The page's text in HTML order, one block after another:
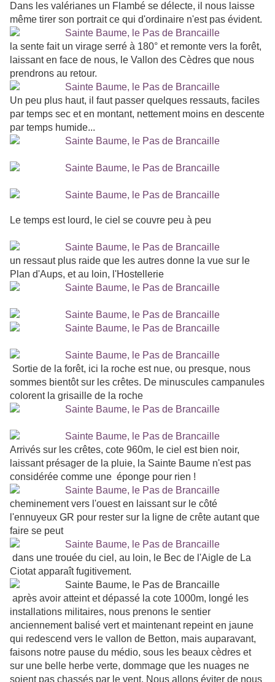
Dans les valérianes un Flambé se délecte, il nous laisse
même tirer son portrait ce qui d'ordinaire n'est pas évident.
la sente fait un virage serré à 180° et remonte vers la forêt,
laissant en face de nous, le Vallon des Cèdres que nous
prendrons au retour.
Un peu plus haut, il faut passer quelques ressauts, faciles
par temps sec et en montant, nettement moins en descente
par temps humide...
Le temps est lourd, le ciel se couvre peu à peu
un ressaut plus raide que les autres donne la vue sur le
Plan d'Aups, et au loin, l'Hostellerie
Sortie de la forêt, ici la roche est nue, ou presque, nous
sommes bientôt sur les crêtes. De minuscules campanules
colorent la grisaille de la roche
Arrivés sur les crêtes, cote 960m, le ciel est bien noir,
laissant présager de la pluie, la Sainte Baume n'est pas
considérée comme une éponge pour rien !
cheminement vers l'ouest en laissant sur le côté
l'ennuyeux GR pour rester sur la ligne de crête autant que
faire se peut
dans une trouée du ciel, au loin, le Bec de l'Aigle de La
Ciotat apparaît fugitivement.
après avoir atteint et dépassé la cote 1000m, longé les
installations militaires, nous prenons le sentier
anciennement balisé vert et maintenant repeint en jaune
qui redescend vers le vallon de Betton, mais auparavant,
faisons notre pause du médio, sous les beaux cèdres et
sur une belle herbe verte, dommage que les nuages ne
soient pas chassés par le vent. Nous allons éviter de nous